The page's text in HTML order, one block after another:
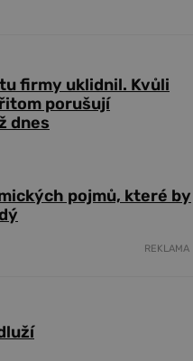
firmy uklidnil. Kvůli
porušují
dnes
pojmů, které by
REKLAMA